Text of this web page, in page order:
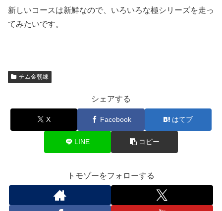
新しいコースは新鮮なので、いろいろな極シリーズを走っ
てみたいです。
チム金朝練
シェアする
X Facebook はてブ
LINE コピー
トモゾーをフォローする